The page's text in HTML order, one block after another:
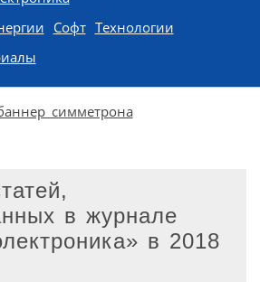
Софт Технологии
в журнале
в 2018